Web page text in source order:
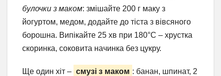
булочки з маком: змішайте 200 г маку з
йогуртом, медом, додайте до тіста з вівсяного
борошна. Випікайте 25 хв при 180°C – хрустка
скоринка, соковита начинка без цукру.
Ще один хіт – смузі з маком : банан, шпинат, 2